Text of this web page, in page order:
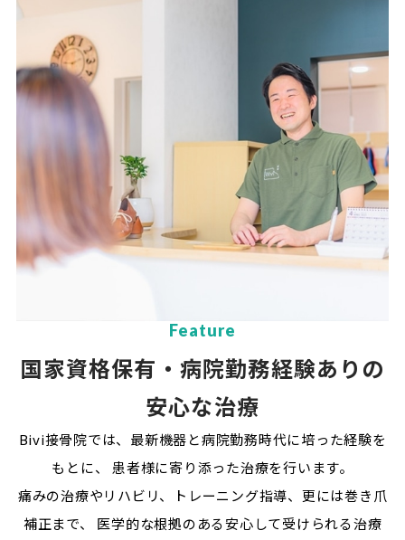
Feature
国家資格保有・病院勤務経験ありの
安心な治療
Bivi接骨院では、最新機器と病院勤務時代に培った経験を
もとに、
患者様に寄り添った治療を行います。
痛みの治療やリハビリ、トレーニング指導、更には巻き爪
補正まで、
医学的な根拠のある安心して受けられる治療